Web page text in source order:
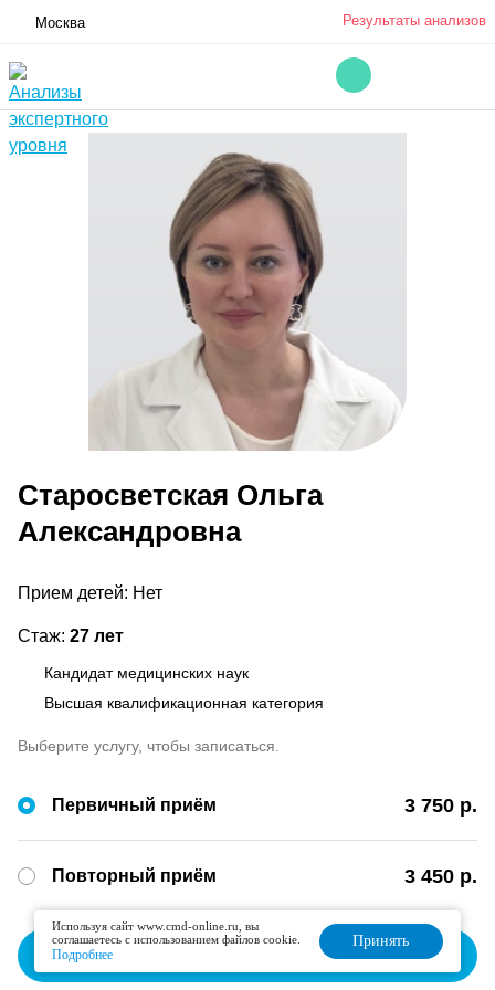
Москва Результаты анализов
Старосветская Ольга
Александровна
Прием детей: Нет
Стаж: 27 лет
Кандидат медицинских наук
Высшая квалификационная категория
Выберите услугу, чтобы записаться.
Первичный приём 3 750 р.
Повторный приём 3 450 р.
Используя сайт www.cmd-online.ru, вы
соглашаетесь с использованием файлов cookie.
Подробнее
Принять